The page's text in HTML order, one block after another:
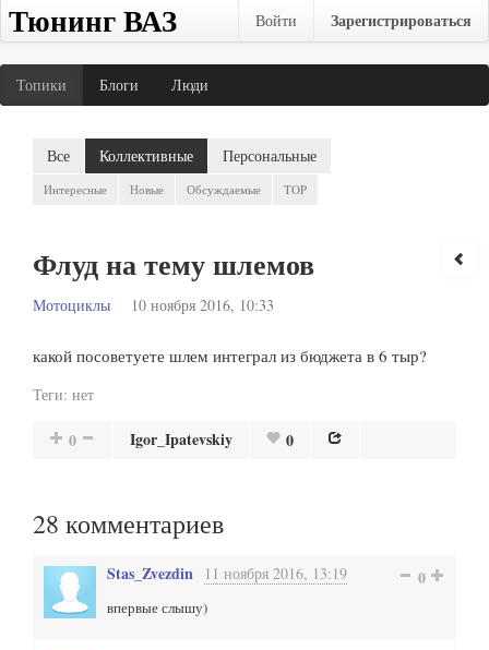
Тюнинг ВАЗ Войти Зарегистрироваться
Топики Блоги Люди
Все Коллективные Персональные
Интересные Новые Обсуждаемые TOP
Флуд на тему шлемов
Мотоциклы 10 ноября 2016, 10:33
какой посоветуете шлем интеграл из бюджета в 6 тыр?
Теги: нет
0 Igor_Ipatevskiy 0
28 комментариев
Stas_Zvezdin 11 ноября 2016, 13:19 0
впервые слышу)